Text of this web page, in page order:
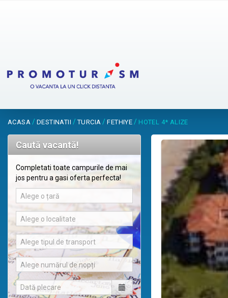
ACASA / DESTINATII /TURCIA /FETHIYE / HOTEL 4* ALIZE
Caută vacantă!
Completati toate campurile de mai
jos pentru a gasi oferta perfecta!
Alege o țară
Alege o localitate
Alege tipul de transport
Alege numărul de nopți